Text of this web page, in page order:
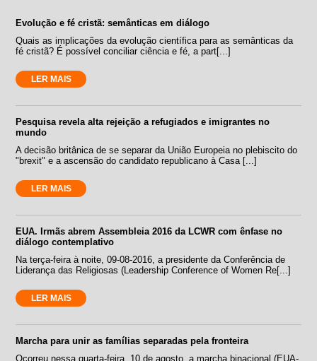
Evolução e fé cristã: semânticas em diálogo
Quais as implicações da evolução científica para as semânticas da
fé cristã? É possível conciliar ciência e fé, a part[...]
LER MAIS
Pesquisa revela alta rejeição a refugiados e imigrantes no
mundo
A decisão britânica de se separar da União Europeia no plebiscito do
"brexit" e a ascensão do candidato republicano à Casa [...]
LER MAIS
EUA. Irmãs abrem Assembleia 2016 da LCWR com ênfase no
diálogo contemplativo
Na terça-feira à noite, 09-08-2016, a presidente da Conferência de
Liderança das Religiosas (Leadership Conference of Women Re[...]
LER MAIS
Marcha para unir as famílias separadas pela fronteira
Ocorreu nessa quarta-feira, 10 de agosto, a marcha binacional (EUA-